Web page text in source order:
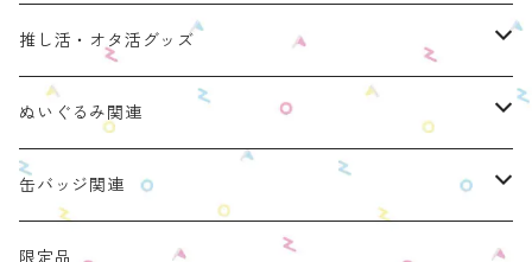
推し活・オタ活グッズ
ぬいのおくるみ ぬいくるみん
リラックマモデル（全１種）
OZaKKaオリジナルモデル
手と手がつながる つなぐるみん
どうぶつシリーズ(第1弾)
きらきらぬいぐるみポーチ
ぬいぐるみ関連
ぬいのおくるみ ぬいくるみん
身長：約16cm【BIG】
手と手がつながる つなぐるみん
缶バッジ関連
ねこみみ缶バッジケース
限定品